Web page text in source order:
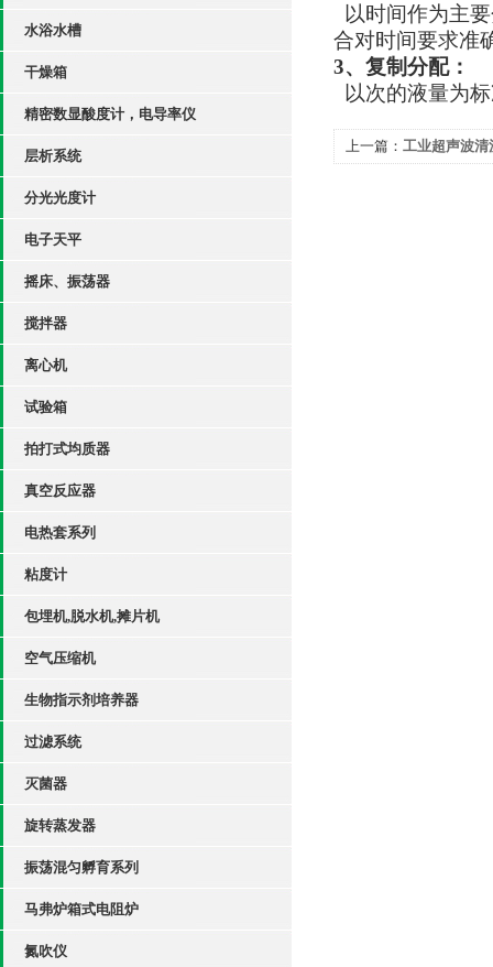
水浴水槽
干燥箱
精密数显酸度计，电导率仪
层析系统
分光光度计
电子天平
摇床、振荡器
搅拌器
离心机
试验箱
拍打式均质器
真空反应器
电热套系列
粘度计
包埋机,脱水机,摊片机
空气压缩机
生物指示剂培养器
过滤系统
灭菌器
旋转蒸发器
振荡混匀孵育系列
马弗炉箱式电阻炉
氮吹仪
以时间作为主
合对时间要求准
3、复制分配：
以次的液量为
上一篇： 工业超声波清